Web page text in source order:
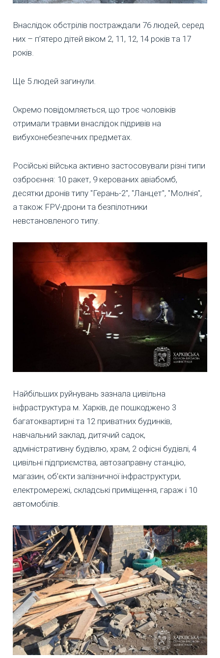
Внаслідок обстрілів постраждали 76 людей, серед
них – п’ятеро дітей віком 2, 11, 12, 14 років та 17
років.
Ще 5 людей загинули.
Окремо повідомляється, що троє чоловіків
отримали травми внаслідок підривів на
вибухонебезпечних предметах.
Російські війська активно застосовували різні типи
озброєння: 10 ракет, 9 керованих авіабомб,
десятки дронів типу "Герань-2", "Ланцет", "Молнія",
а також FPV-дрони та безпілотники
невстановленого типу.
Найбільших руйнувань зазнала цивільна
інфраструктура м. Харків, де пошкоджено 3
багатоквартирні та 12 приватних будинків,
навчальний заклад, дитячий садок,
адміністративну будівлю, храм, 2 офісні будівлі, 4
цивільні підприємства, автозаправну станцію,
магазин, об’єкти залізничної інфраструктури,
електромережі, складські приміщення, гараж і 10
автомобілів.